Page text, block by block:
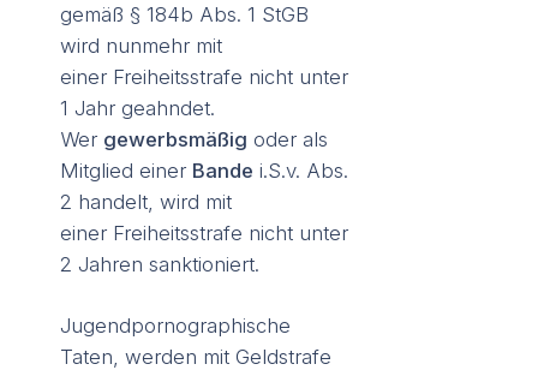
gemäß § 184b Abs. 1 StGB
wird nunmehr mit
einer Freiheitsstrafe nicht unter
1 Jahr geahndet.
Wer gewerbsmäßig oder als
Mitglied einer Bande i.S.v. Abs.
2 handelt, wird mit
einer Freiheitsstrafe nicht unter
2 Jahren sanktioniert.
Jugendpornographische
Taten, werden mit Geldstrafe